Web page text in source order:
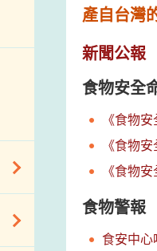
產自台灣
新聞公報
食物安全
《食物
《食物
《食物
食物警報
食安中心